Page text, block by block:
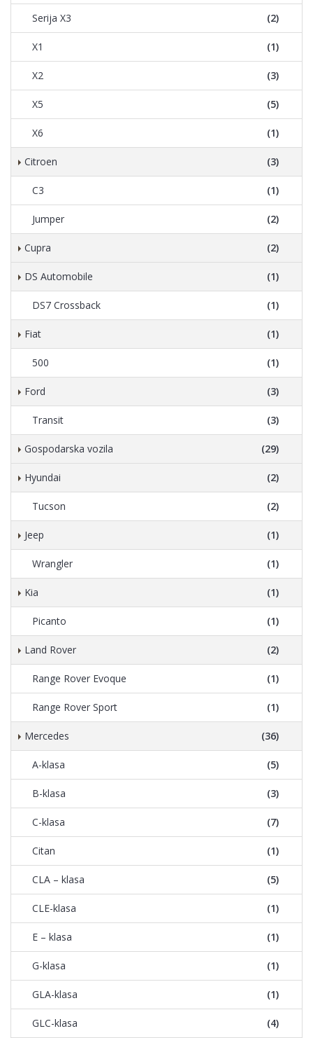
Serija X3 (2)
X1 (1)
X2 (3)
X5 (5)
X6 (1)
Citroen (3)
C3 (1)
Jumper (2)
Cupra (2)
DS Automobile (1)
DS7 Crossback (1)
Fiat (1)
500 (1)
Ford (3)
Transit (3)
Gospodarska vozila (29)
Hyundai (2)
Tucson (2)
Jeep (1)
Wrangler (1)
Kia (1)
Picanto (1)
Land Rover (2)
Range Rover Evoque (1)
Range Rover Sport (1)
Mercedes (36)
A-klasa (5)
B-klasa (3)
C-klasa (7)
Citan (1)
CLA – klasa (5)
CLE-klasa (1)
E – klasa (1)
G-klasa (1)
GLA-klasa (1)
GLC-klasa (4)